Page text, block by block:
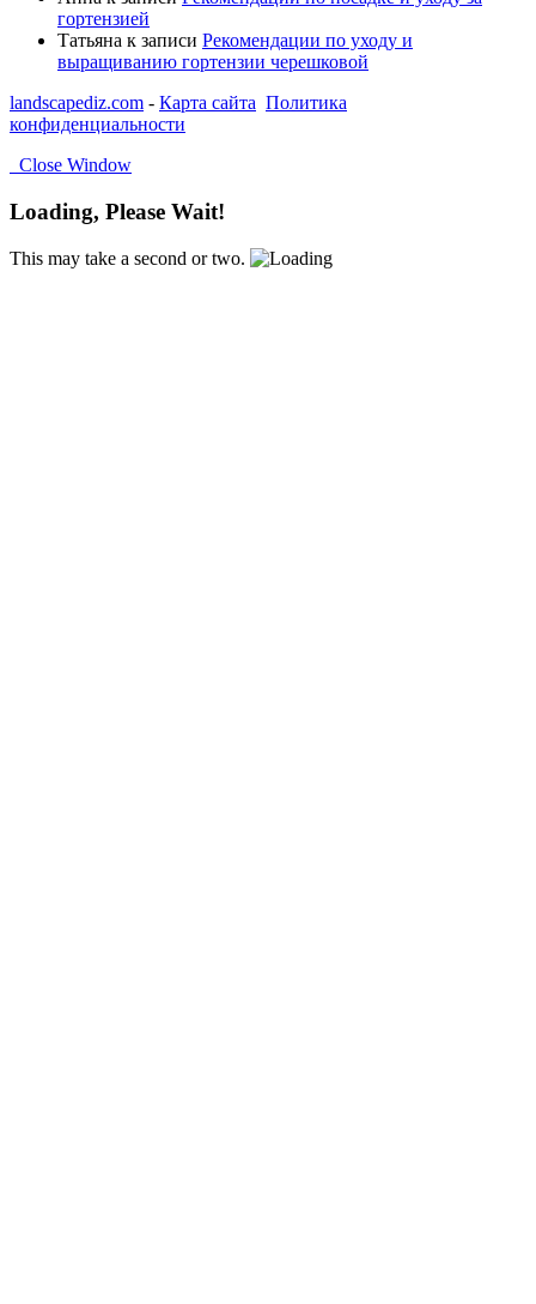
гортензией
Татьяна к записи Рекомендации по уходу и
выращиванию гортензии черешковой
landscapediz.com - Карта сайта Политика
конфиденциальности
Close Window
Loading, Please Wait!
This may take a second or two.